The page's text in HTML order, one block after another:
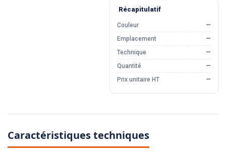
Récapitulatif
Couleur
—
Emplacement
—
Technique
—
Quantité
—
Prix unitaire HT
—
Caractéristiques techniques